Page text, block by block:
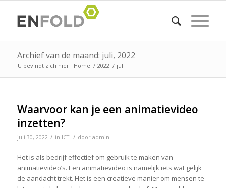
Archief van de maand: juli, 2022
U bevindt zich hier: Home / 2022 / juli
Waarvoor kan je een animatievideo
inzetten?
juli 30, 2022 / in ICT / door admin
Het is als bedrijf effectief om gebruik te maken van
animatievideo’s. Een animatievideo is namelijk iets wat gelijk
de aandacht trekt. Het is een creatieve manier om mensen te